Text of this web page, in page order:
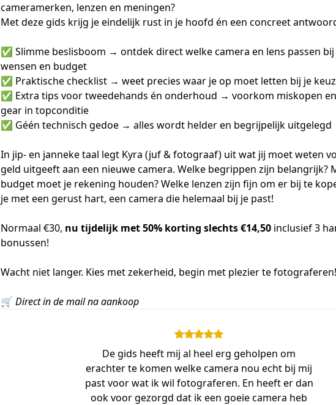
cameramerken, lenzen en meningen?
Met deze gids krijg je eindelijk rust in je hoofd én een concreet
✅ Slimme beslisboom → ontdek direct welke camera en lens passen
wensen en budget
✅ Praktische checklist → weet precies waar je op moet letten bij je
✅ Extra tips voor tweedehands én onderhoud → voorkom miskopen
gear in topconditie
✅ Géén technisch gedoe → alles wordt helder en begrijpelijk uitgelegd
In jip- en janneke taal legt Kyra (juf & fotograaf) uit wat jij moet weten
geld uitgeeft aan een nieuwe camera. Welke begrippen zijn belangrijk?
budget moet je rekening houden? Welke lenzen zijn fijn om er bij te
je met een gerust hart, een camera die helemaal bij je past!
Normaal €30, nu tijdelijk met 50% korting slechts €14,50 inclusief 3
bonussen!
Wacht niet langer. Kies met zekerheid, begin met plezier te fotograferen!
🛒 Direct in de mail na aankoop
De gids heeft mij al heel erg geholpen om
erachter te komen welke camera nou echt bij mij
past voor wat ik wil fotograferen. En heeft er dan
ook voor gezorgd dat ik een goeie camera heb